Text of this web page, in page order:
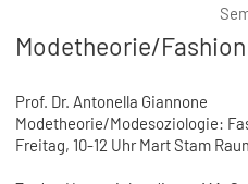
Modetheorie/
Prof. Dr. Antonella Giannone
Modetheorie/Modesoziologie:
Freitag, 10-12 Uhr Mart Stam